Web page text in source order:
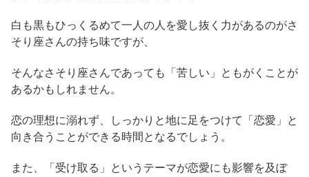
白も黒もひっくるめて一人の人を愛し抜く力があるのがさ
そり座さんの持ち味ですが、
そんなさそり座さんであっても「苦しい」ともがくことが
あるかもしれません。
恋の理想に溺れず、しっかりと地に足をつけて「恋愛」と
向き合うことができる時間となるでしょう。
また、「受け取る」というテーマが恋愛にも影響を及ぼ